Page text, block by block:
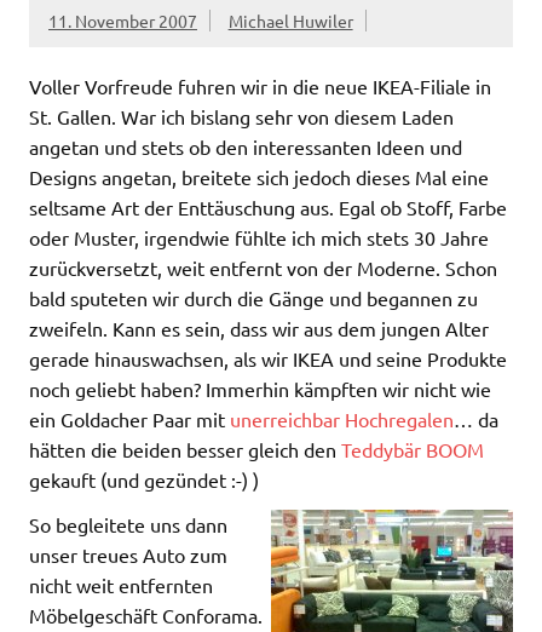
11. November 2007 Michael Huwiler
Voller Vorfreude fuhren wir in die neue IKEA-Filiale in
St. Gallen. War ich bislang sehr von diesem Laden
angetan und stets ob den interessanten Ideen und
Designs angetan, breitete sich jedoch dieses Mal eine
seltsame Art der Enttäuschung aus. Egal ob Stoff, Farbe
oder Muster, irgendwie fühlte ich mich stets 30 Jahre
zurückversetzt, weit entfernt von der Moderne. Schon
bald sputeten wir durch die Gänge und begannen zu
zweifeln. Kann es sein, dass wir aus dem jungen Alter
gerade hinauswachsen, als wir IKEA und seine Produkte
noch geliebt haben? Immerhin kämpften wir nicht wie
ein Goldacher Paar mit unerreichbar Hochregalen… da
hätten die beiden besser gleich den Teddybär BOOM
gekauft (und gezündet :-) )
So begleitete uns dann
unser treues Auto zum
nicht weit entfernten
Möbelgeschäft Conforama.